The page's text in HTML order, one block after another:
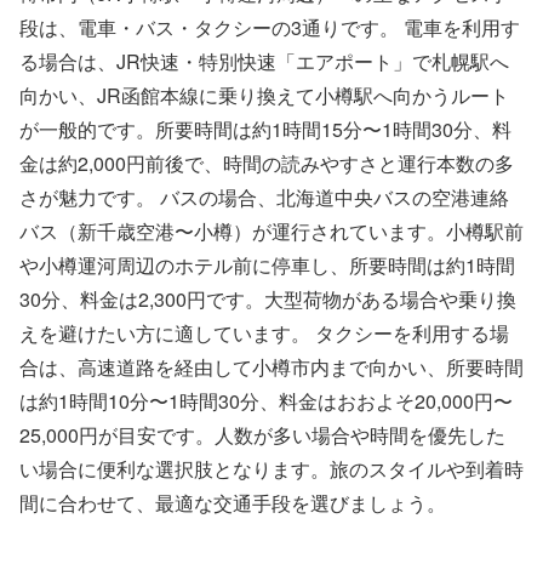
段は、電車・バス・タクシーの3通りです。 電車を利用す
る場合は、JR快速・特別快速「エアポート」で札幌駅へ
向かい、JR函館本線に乗り換えて小樽駅へ向かうルート
が一般的です。所要時間は約1時間15分〜1時間30分、料
金は約2,000円前後で、時間の読みやすさと運行本数の多
さが魅力です。 バスの場合、北海道中央バスの空港連絡
バス（新千歳空港〜小樽）が運行されています。小樽駅前
や小樽運河周辺のホテル前に停車し、所要時間は約1時間
30分、料金は2,300円です。大型荷物がある場合や乗り換
えを避けたい方に適しています。 タクシーを利用する場
合は、高速道路を経由して小樽市内まで向かい、所要時間
は約1時間10分〜1時間30分、料金はおおよそ20,000円〜
25,000円が目安です。人数が多い場合や時間を優先した
い場合に便利な選択肢となります。旅のスタイルや到着時
間に合わせて、最適な交通手段を選びましょう。